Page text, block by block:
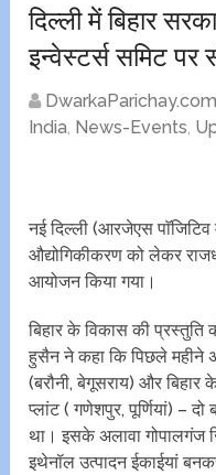
दिल्ली में बिहार
इन्वेस्टर्स समिट पर
DwarkaParichay.com
India, News-Events,
नई दिल्ली (आरजेएस पाॅजिटिव
औद्योगिकीकरण को लेकर
आयोजन किया गया।
बिहार के विकास की प्रस्तुति
हुसैन ने कहा कि पिछले महीने
(बरौनी, बेगूसराय) और
प्लांट ( गणेशपुर, पूर्णियां) –
था। इसके अलावा गोपालगंज
इथेनॉल उत्पादन ईकाईयां